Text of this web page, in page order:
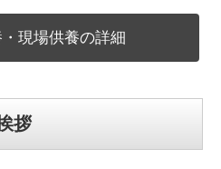
現場供養の詳細
拶